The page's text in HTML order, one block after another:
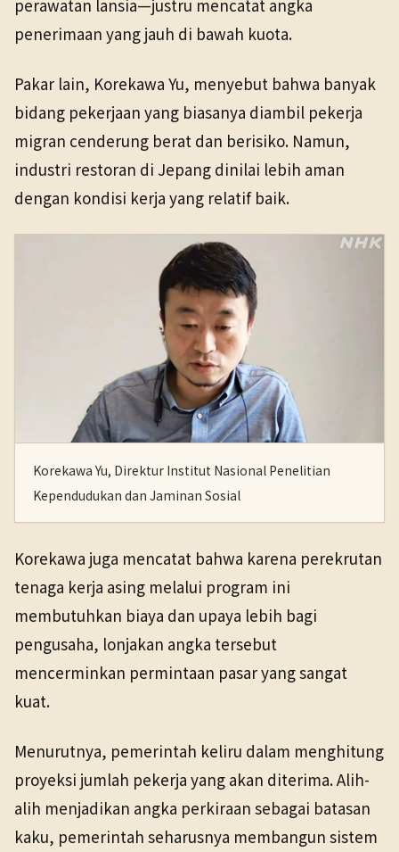
perawatan lansia—justru mencatat angka
penerimaan yang jauh di bawah kuota.
Pakar lain, Korekawa Yu, menyebut bahwa banyak
bidang pekerjaan yang biasanya diambil pekerja
migran cenderung berat dan berisiko. Namun,
industri restoran di Jepang dinilai lebih aman
dengan kondisi kerja yang relatif baik.
Korekawa Yu, Direktur Institut Nasional Penelitian
Kependudukan dan Jaminan Sosial
Korekawa juga mencatat bahwa karena perekrutan
tenaga kerja asing melalui program ini
membutuhkan biaya dan upaya lebih bagi
pengusaha, lonjakan angka tersebut
mencerminkan permintaan pasar yang sangat
kuat.
Menurutnya, pemerintah keliru dalam menghitung
proyeksi jumlah pekerja yang akan diterima. Alih-
alih menjadikan angka perkiraan sebagai batasan
kaku, pemerintah seharusnya membangun sistem